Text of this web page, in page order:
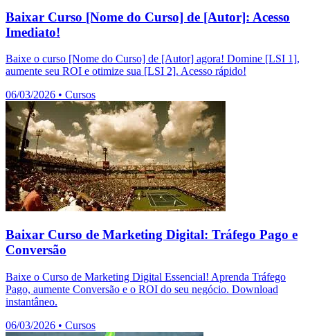
Baixar Curso [Nome do Curso] de [Autor]: Acesso
Imediato!
Baixe o curso [Nome do Curso] de [Autor] agora! Domine [LSI 1],
aumente seu ROI e otimize sua [LSI 2]. Acesso rápido!
06/03/2026 • Cursos
Baixar Curso de Marketing Digital: Tráfego Pago e
Conversão
Baixe o Curso de Marketing Digital Essencial! Aprenda Tráfego
Pago, aumente Conversão e o ROI do seu negócio. Download
instantâneo.
06/03/2026 • Cursos